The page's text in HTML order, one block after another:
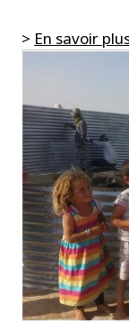
> En savoir